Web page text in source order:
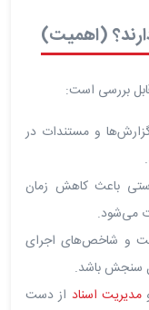
(اهمیت)
بررسی است:
و مستندات در
باعث کاهش زمان
می‌شود.
و شاخص‌های اجرای
سنجش باشد.
مدیریت اسناد از دست